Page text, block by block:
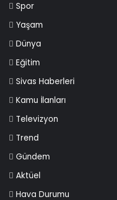
Spor
Yaşam
Dünya
Eğitim
Sivas Haberleri
Kamu İlanları
Televizyon
Trend
Gündem
Aktüel
Hava Durumu